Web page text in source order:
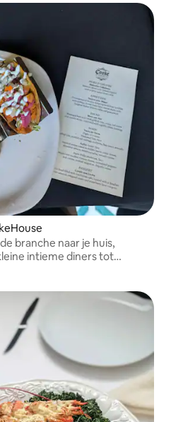
branche naar je huis,
intieme diners tot